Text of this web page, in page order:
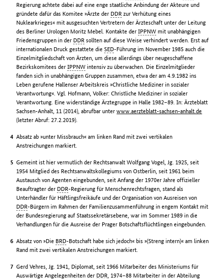
Regierung achtete dabei auf eine enge staatliche Anbindung der Akteure und
gründete dafür das Komitee »Ärzte der DDR zur Verhütung eines
Nuklearkrieges« mit ausgesuchten Vertretern der Ärzteschaft unter der Leitung
des Berliner Urologen Moritz Mebel. Kontakte derIPPNW mit unabhängigen
Friedensgruppen in der DDR sollten auf diese Weise verhindert werden. Erst auf
internationalen Druck gestattete dieSED-Führung im November 1985 auch die
Einzelmitgliedschaft von Ärzten, um diese allerdings über neugeschaffene
Bezirkskomitees derIPPNW intensiv zu überwachen. Die Einzelmitglieder
fanden sich in unabhängigen Gruppen zusammen, etwa der am 4.9.1982 ins
Leben gerufene Hallenser Arbeitskreis »Christliche Mediziner in sozialer
Verantwortung«. Vgl. Hofmann, Volker: Christliche Mediziner in sozialer
Verantwortung. Eine widerständige Ärztegruppe in Halle 1982–89. In: Ärzteblatt
Sachsen-Anhalt, 11 (2014), abrufbar unterwww.aerzteblatt-sachsen-anhalt.de
(letzter Abruf: 27.2.2019).
Absatz ab »unter Missbrauch« am linken Rand mit zwei vertikalen
Anstreichungen markiert.
Gemeint ist hier vermutlich der Rechtsanwalt Wolfgang Vogel, Jg. 1925, seit
1954 Mitglied des Rechtsanwaltskollegiums von Ostberlin, seit 1961 beim
Austausch von Agenten eingebunden, seit Anfang der 1970er Jahre offizieller
Beauftragter der DDR-Regierung für Menschenrechtsfragen, stand als
Unterhändler für Häftlingsfreikäufe und der Organisation von Ausreisen von
DDR-Bürgern im Rahmen der Familienzusammenführung in engem Kontakt mit
der Bundesregierung auf Staatssekretärsebene, war im Sommer 1989 in die
Verhandlungen für die Ausreise der Prager Botschaftsflüchtlingen eingebunden.
Absatz von »Die BRD-Botschaft habe sich jedoch« bis »(Streng intern)« am linken
Rand mit zwei vertikalen Anstreichungen markiert.
Gerd Vehres, Jg. 1941, Diplomat, seit 1966 Mitarbeiter des Ministeriums für
Auswärtige Angelegenheiten der DDR , 1974–88 Mitarbeiter in der Abteilung